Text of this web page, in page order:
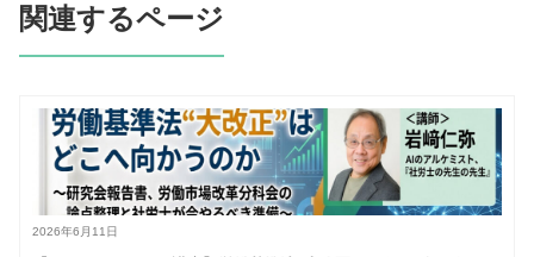
関連するページ
2026年6月11日